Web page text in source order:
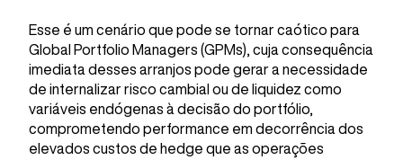
Esse é um cenário que pode se tornar caótico para
Global Portfolio Managers (GPMs), cuja consequência
imediata desses arranjos pode gerar a necessidade
de internalizar risco cambial ou de liquidez como
variáveis endógenas à decisão do portfólio,
comprometendo performance em decorrência dos
elevados custos de hedge que as operações